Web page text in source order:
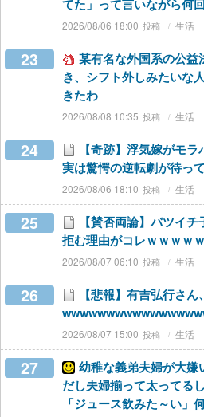
てた」って言いながら何
2026/08/06 18:00 生活
23
某有名な外国系の公益
き、シフト外しみたいな
きたわ
2026/08/08 10:35 生活
24
【奇跡】浮気嫁がモ
実は驚愕の逆転劇が待っ
2026/08/06 18:10 生活
25
【賛否両論】バツイ
拒む理由がコレｗｗｗｗｗ
2026/08/07 06:10 生活
26
【悲報】有吉弘行さ
2026/08/07 15:00 生活
27
幼稚な義弟夫婦が大嫌
だし夫婦揃って太ってる
「ジュース飲みた～い」